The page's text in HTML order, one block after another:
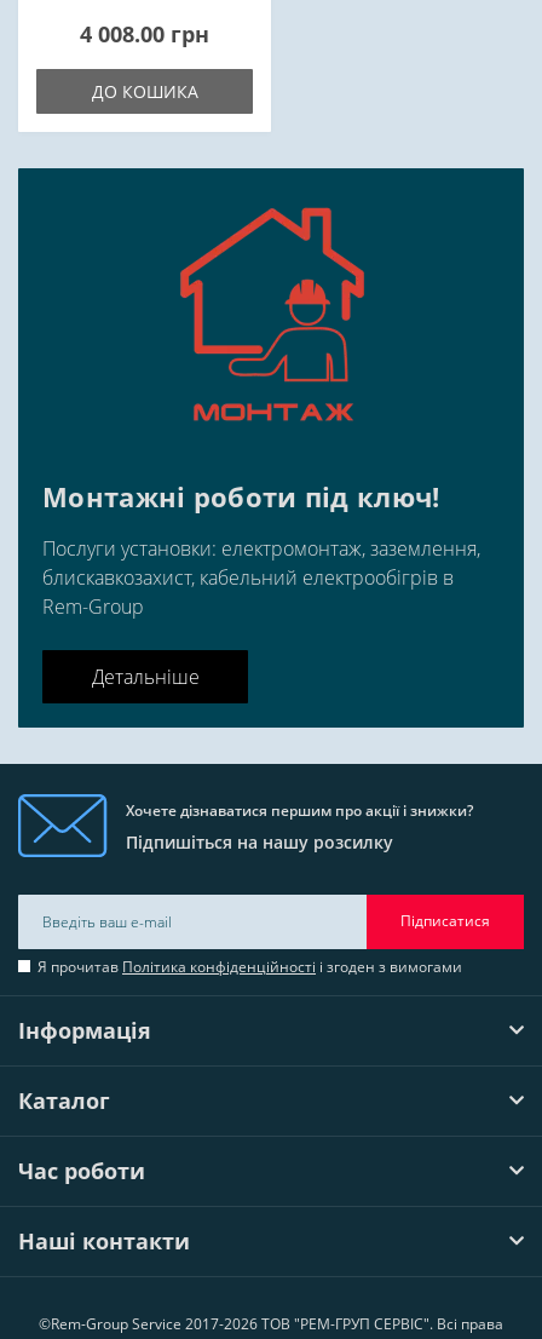
4 008.00 грн
ДО КОШИКА
Монтажні роботи під ключ!
Послуги установки: електромонтаж, заземлення,
блискавкозахист, кабельний електрообігрів в
Rem-Group
Детальніше
Хочете дізнаватися першим про акції і знижки?
Підпишіться на нашу розсилку
Підписатися
Я прочитав Політика конфіденційності і згоден з вимогами
Інформація
Каталог
Час роботи
Наші контакти
©Rem-Group Service 2017-2026 ТОВ "РЕМ-ГРУП СЕРВІС". Всі права